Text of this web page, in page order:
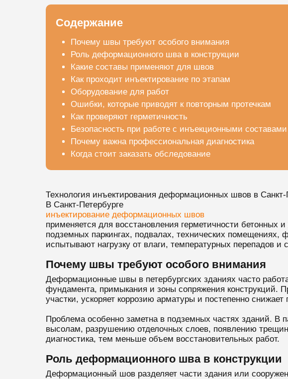
Содержание
Почему швы требуют особого внимания
Роль деформационного шва в конструкции
Какие составы применяют для швов
Как проходит инъектирование по этапам
Оборудование для работ
Ошибки, которые приводят к повторным протечкам
Как проверяют герметичность
Безопасность при работе с инъекционными составами
Почему важна профессиональная диагностика
Когда стоит заказать обследование
Технология инъектирования деформационных швов в
В Санкт-Петербурге
инъектирование деформационных швов
применяется для восстановления герметичности бетонных
подземных паркингах, подвалах, технических помещениях,
испытывают нагрузку от влаги, температурных перепадов и
Почему швы требуют особого внимания
Деформационные швы в петербургских зданиях часто
фундамента, примыкания и зоны сопряжения конструкций.
участки, ускоряет коррозию арматуры и постепенно снижает
Проблема особенно заметна в подземных частях зданий. В
высолам, разрушению отделочных слоев, появлению
диагностика, тем меньше объем восстановительных работ.
Роль деформационного шва в конструкции
Деформационный шов разделяет части здания или